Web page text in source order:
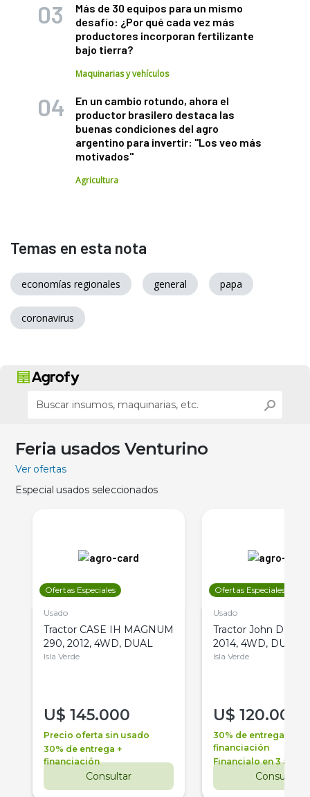
Más de 30 equipos para un mismo
desafío: ¿Por qué cada vez más
productores incorporan fertilizante
bajo tierra?
Maquinarias y vehículos
En un cambio rotundo, ahora el
productor brasilero destaca las
buenas condiciones del agro
argentino para invertir: "Los veo más
motivados"
Agricultura
Temas en esta nota
economías regionales general papa
coronavirus
Feria usados Venturino
Ver ofertas
Especial usados seleccionados
Ofertas Especiales
Usado
Tractor CASE IH MAGNUM
290, 2012, 4WD, DUAL
Isla Verde
U$ 145.000
Precio oferta sin usado
30% de entrega +
financiación
Consultar
Ofertas Especiales
Usado
Tractor John Deere
2014, 4WD, DUAL
Isla Verde
U$ 120.000
30% de entrega +
financiación
Financialo en 3 años
Consultar